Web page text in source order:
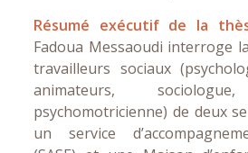
Résumé exécutif de la
Fadoua Messaoudi interroge
travailleurs sociaux
animateurs,
psychomotricienne) de deux
un service